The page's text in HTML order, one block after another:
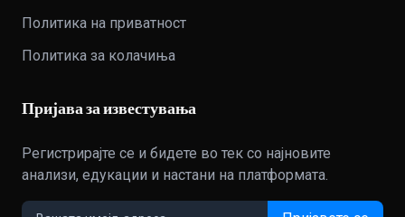
Политика на приватност
Политика за колачиња
Пријава за известувања
Регистрирајте се и бидете во тек со најновите
анализи, едукации и настани на платформата.